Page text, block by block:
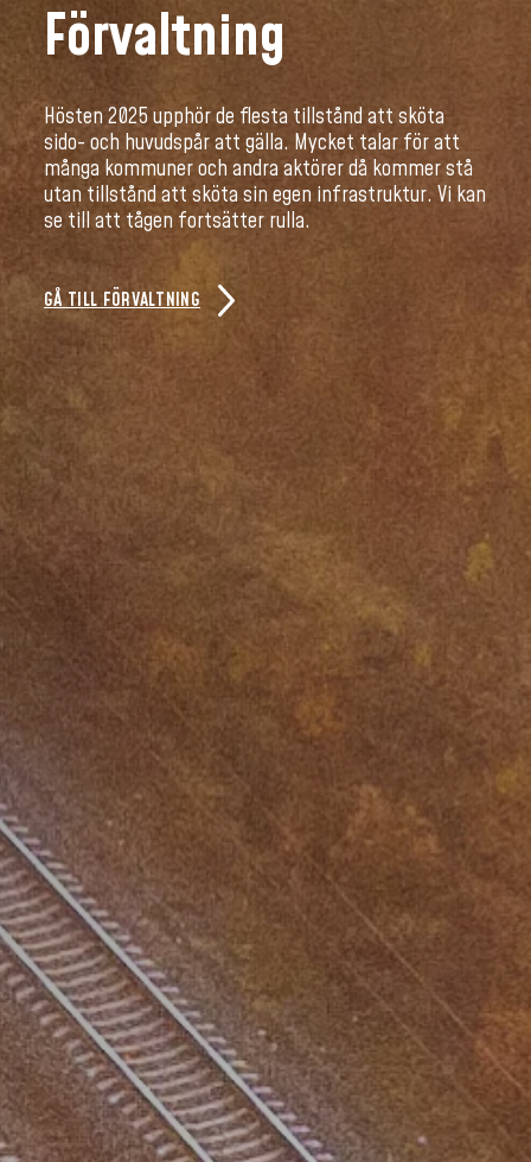
Förvaltning
Hösten 2025 upphör de flesta tillstånd att sköta
sido- och huvudspår att gälla. Mycket talar för att
många kommuner och andra aktörer då kommer stå
utan tillstånd att sköta sin egen infrastruktur. Vi kan
se till att tågen fortsätter rulla.
GÅ TILL FÖRVALTNING